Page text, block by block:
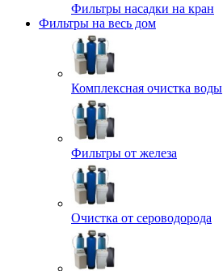
Фильтры насадки на кран
Фильтры на весь дом
Комплексная очистка воды
Фильтры от железа
Очистка от сероводорода